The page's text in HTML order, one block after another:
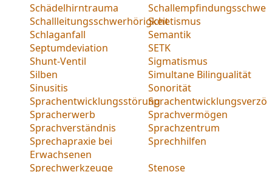
Schädelhirntrauma
SchallleitungsschwerhörigkeitSchetismus
Schlaganfall
Semantik
Septumdeviation
SETK
Shunt-Ventil
Sigmatismus
Silben
Simultane Bilingualität
Sinusitis
Sonorität
Sprachentwicklungsstörung
Spracherwerb
Sprachvermögen
Sprachverständnis
Sprachzentrum
Sprechapraxie bei
Erwachsenen
Sprechhilfen
Sprechwerkzeuge
Stenose